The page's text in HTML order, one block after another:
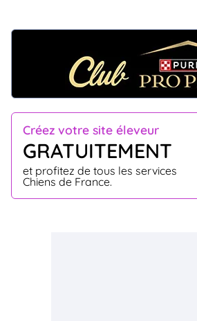
Créez votre site éleveur
GRATUITEMENT
et profitez de tous les services
Chiens de France.